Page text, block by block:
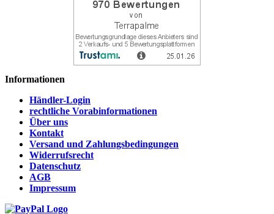
Informationen
Händler-Login
rechtliche Vorabinformationen
Über uns
Kontakt
Versand und Zahlungsbedingungen
Widerrufsrecht
Datenschutz
AGB
Impressum